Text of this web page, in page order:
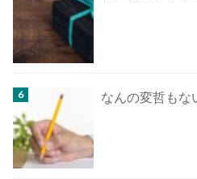
なんの変哲もな